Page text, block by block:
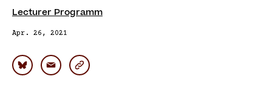
Lecturer Programm
Apr. 26, 2021